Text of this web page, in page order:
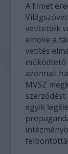
A filmet
vetítették
elnöke a
vetítés
azonnali
MVSZ
egyik